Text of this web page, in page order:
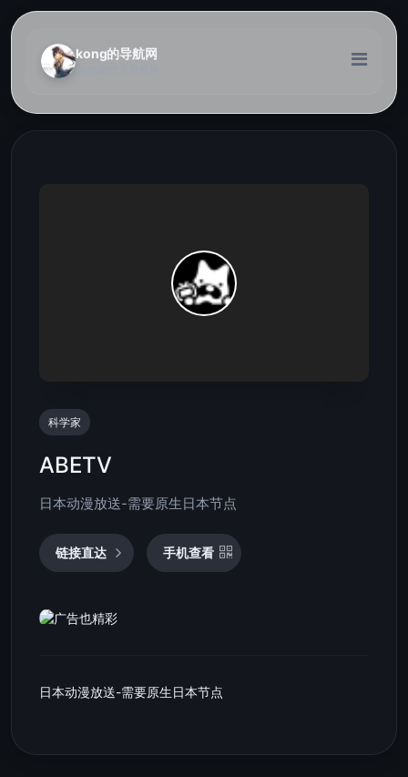
kong的导航网
科学家
ABETV
日本动漫放送-需要原生日本节点
链接直达 手机查看
日本动漫放送-需要原生日本节点